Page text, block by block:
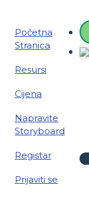
Početna
Stranica
Resursi
Cijena
Napravite
Storyboard
Registar
Prijaviti se